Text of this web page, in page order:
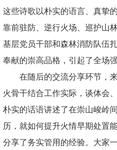
这些诗歌以朴实的语言、真挚
靠前驻防、逆行火场、巡护山
基层党员干部和森林消防队伍
奉献的崇高品格，引起了全场强
在随后的交流分享环节，
火骨干结合工作实际，谈体会
朴实的话语讲述了在崇山峻岭
历，就如何提升火情早期处置
分享了务实管用的经验。大家